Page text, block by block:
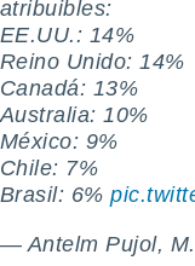
des
votre
ce site
IP et
atribuibles:
EE.UU.: 14%
Reino Unido: 14%
Canadá: 13%
Australia: 10%
México: 9%
Chile: 7%
Brasil: 6%
— Antelm Pujol,